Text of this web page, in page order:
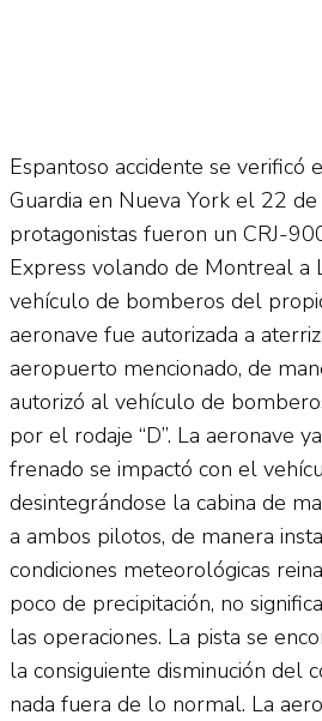
Espantoso accidente se verificó
Guardia en Nueva York el 22 de
protagonistas fueron un CRJ-
Express volando de Montreal a
vehículo de bomberos del
aeronave fue autorizada a
aeropuerto mencionado, de
autorizó al vehículo de
por el rodaje “D”. La aeronave
frenado se impactó con el
desintegrándose la cabina de
a ambos pilotos, de manera
condiciones meteorológicas
poco de precipitación, no
las operaciones. La pista se
la consiguiente disminución del
nada fuera de lo normal. La